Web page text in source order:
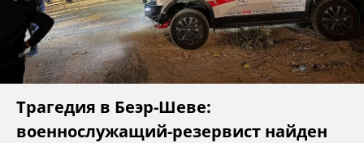
Трагедия в Беэр-Шеве:
военнослужащий-резервист найден